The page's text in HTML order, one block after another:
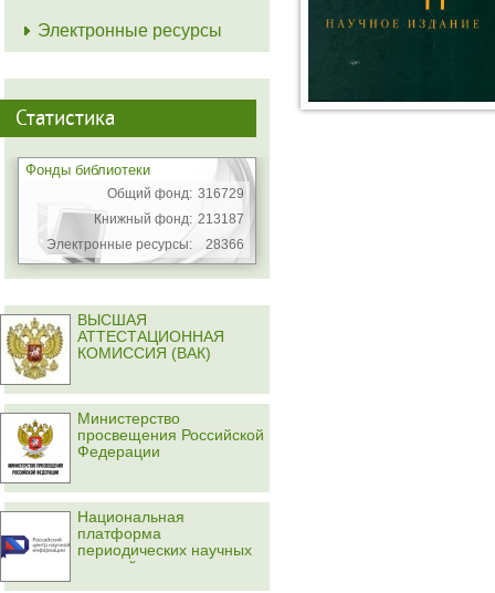
Электронные ресурсы
Статистика
Фонды библиотеки
Общий фонд: 316729
Книжный фонд: 213187
Электронные ресурсы:
28366
ВЫСШАЯ
АТТЕСТАЦИОННАЯ
КОМИССИЯ (ВАК)
Министерство
просвещения Российской
Федерации
Национальная
платформа
периодических научных
изданий